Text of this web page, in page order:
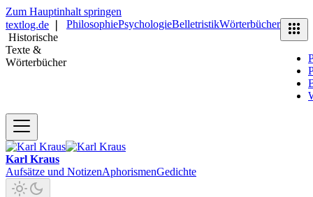
Zum Hauptinhalt springen
textlog.de
Historische
Texte &
Wörterbücher
PhilosophiePsychologieBelletristikWörterbücher
Karl Kraus
Aufsätze und NotizenAphorismenGedichte